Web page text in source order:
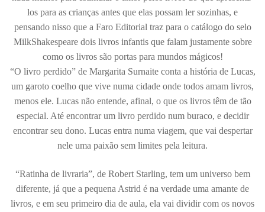
los para as crianças antes que elas possam ler sozinhas, e
pensando nisso que a Faro Editorial traz para o catálogo do selo
MilkShakespeare dois livros infantis que falam justamente sobre
como os livros são portas para mundos mágicos!
“O livro perdido” de Margarita Surnaite conta a história de Lucas,
um garoto coelho que vive numa cidade onde todos amam livros,
menos ele. Lucas não entende, afinal, o que os livros têm de tão
especial. Até encontrar um livro perdido num buraco, e decidir
encontrar seu dono. Lucas entra numa viagem, que vai despertar
nele uma paixão sem limites pela leitura.
“Ratinha de livraria”, de Robert Starling, tem um universo bem
diferente, já que a pequena Astrid é na verdade uma amante de
livros, e em seu primeiro dia de aula, ela vai dividir com os novos